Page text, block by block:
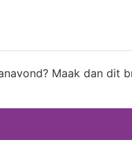
Maak dan dit